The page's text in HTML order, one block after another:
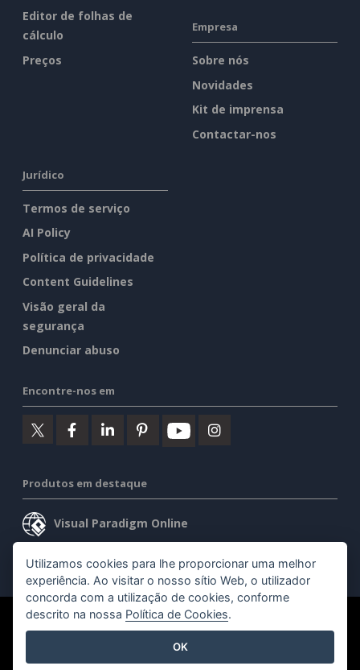
Editor de folhas de
cálculo
Preços
Empresa
Sobre nós
Novidades
Kit de imprensa
Contactar-nos
Jurídico
Termos de serviço
AI Policy
Política de privacidade
Content Guidelines
Visão geral da
segurança
Denunciar abuso
Encontre-nos em
Produtos em destaque
Visual Paradigm Online
Visual Paradigm Desktop
©2026 by Visual Paradigm. Todos os direitos reservados.
Utilizamos cookies para lhe proporcionar uma melhor
experiência. Ao visitar o nosso sítio Web, o utilizador
concorda com a utilização de cookies, conforme
descrito na nossa Política de Cookies.
OK